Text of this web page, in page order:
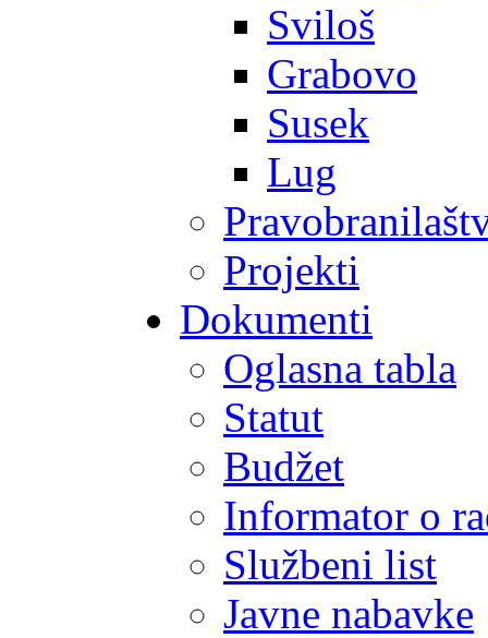
Sviloš
Grabovo
Susek
Lug
Projekti
Dokumenti
Oglasna tabla
Statut
Budžet
Informator o
Službeni list
Javne nabavke